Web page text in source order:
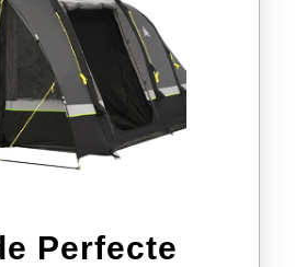
Perfecte